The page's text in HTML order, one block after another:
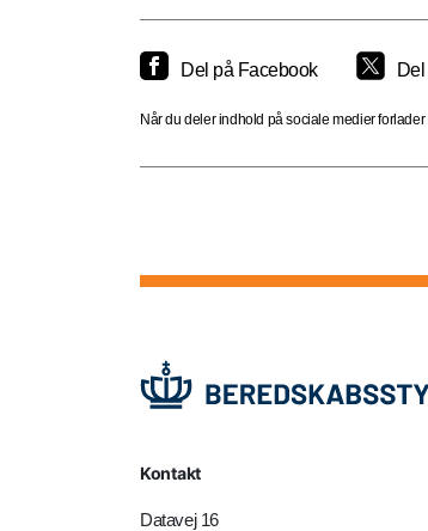
Del på Facebook
Når du deler indhold på sociale medier
Kontakt
Datavej 16